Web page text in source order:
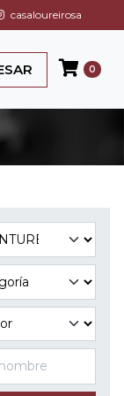
casaloureirosa
0